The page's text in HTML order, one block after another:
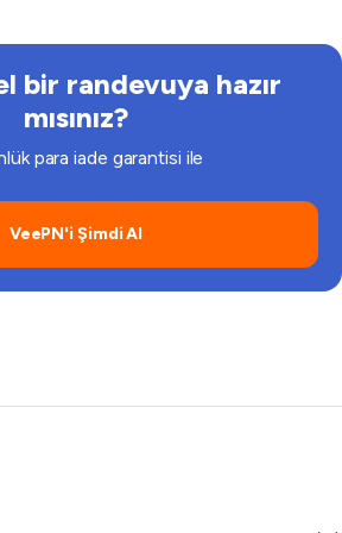
bir randevuya hazır
mısınız?
para iade garantisi ile
VeePN'i Şimdi Al